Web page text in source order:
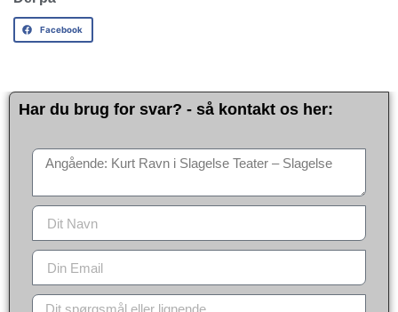
Facebook
Har du brug for svar? - så kontakt os her: